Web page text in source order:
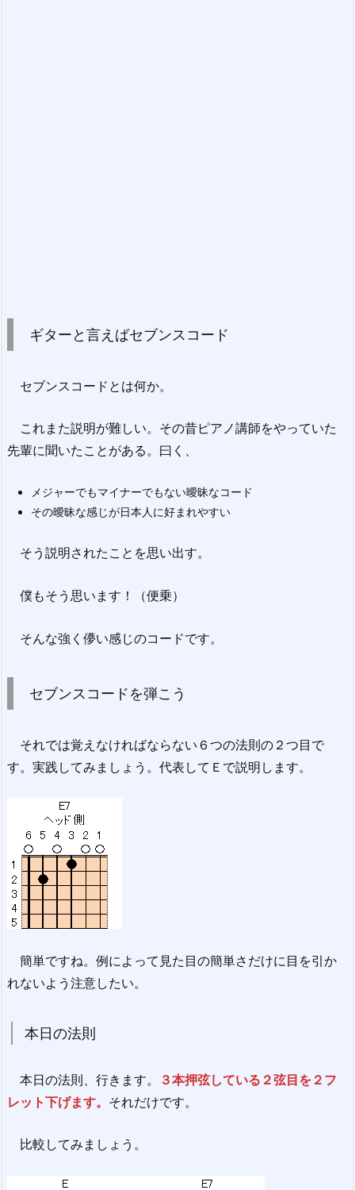
ギターと言えばセブンスコード
セブンスコードとは何か。
これまた説明が難しい。その昔ピアノ講師をやっていた
先輩に聞いたことがある。曰く、
メジャーでもマイナーでもない曖昧なコード
その曖昧な感じが日本人に好まれやすい
そう説明されたことを思い出す。
僕もそう思います！（便乗）
そんな強く儚い感じのコードです。
セブンスコードを弾こう
それでは覚えなければならない６つの法則の２つ目で
す。実践してみましょう。代表してＥで説明します。
簡単ですね。例によって見た目の簡単さだけに目を引か
れないよう注意したい。
本日の法則
本日の法則、行きます。
３本押弦している２弦目を２フ
レット下げます。 それだけです。
比較してみましょう。